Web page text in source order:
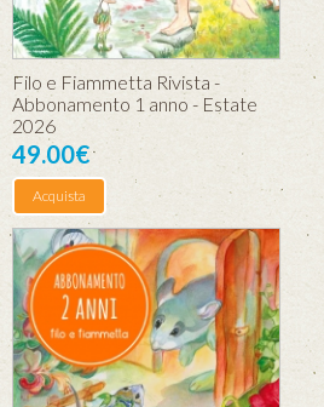
Filo e Fiammetta Rivista -
Abbonamento 1 anno - Estate
2026
49.00€
Acquista